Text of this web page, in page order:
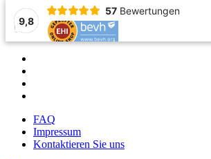
9,8
57 Bewertungen
FAQ
Impressum
Kontaktieren Sie uns